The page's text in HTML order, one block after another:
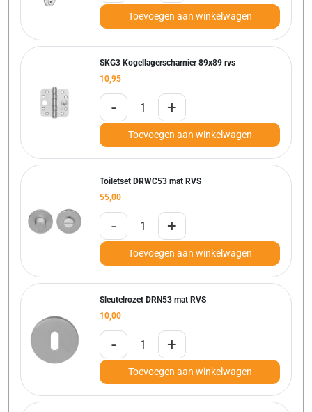
Toevoegen aan winkelwagen
SKG3 Kogellagerscharnier 89x89 rvs
10,95
- +
Toevoegen aan winkelwagen
Toiletset DRWC53 mat RVS
55,00
- +
Toevoegen aan winkelwagen
Sleutelrozet DRN53 mat RVS
10,00
- +
Toevoegen aan winkelwagen